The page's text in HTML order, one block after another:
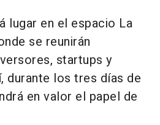
lugar en el espacio La
se reunirán
startups y
durante los tres días de
en valor el papel de